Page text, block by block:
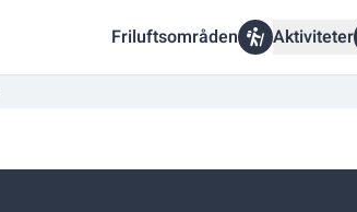
Friluftsområden Aktiviteter